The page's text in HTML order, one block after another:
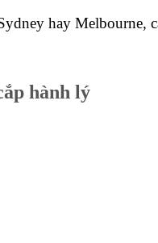
hay Melbourne,
hành lý